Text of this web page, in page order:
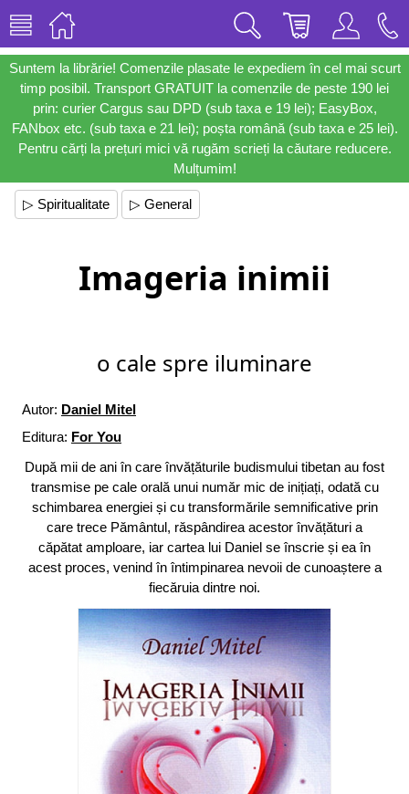
Suntem la librărie! Comenzile plasate le expediem în cel mai scurt
timp posibil. Transport GRATUIT la comenzile de peste 190 lei
prin: curier Cargus sau DPD (sub taxa e 19 lei); EasyBox,
FANbox etc. (sub taxa e 21 lei); poșta română (sub taxa e 25 lei).
Pentru cărți la prețuri mici vă rugăm scrieți la căutare reducere.
Mulțumim!
▷ Spiritualitate ▷ General
Imageria inimii
o cale spre iluminare
Autor: Daniel Mitel
Editura: For You
După mii de ani în care învățăturile budismului tibetan au fost
transmise pe cale orală unui număr mic de inițiați, odată cu
schimbarea energiei și cu transformările semnificative prin
care trece Pământul, răspândirea acestor învățături a
căpătat amploare, iar cartea lui Daniel se înscrie și ea în
acest proces, venind în întimpinarea nevoii de cunoaștere a
fiecăruia dintre noi.